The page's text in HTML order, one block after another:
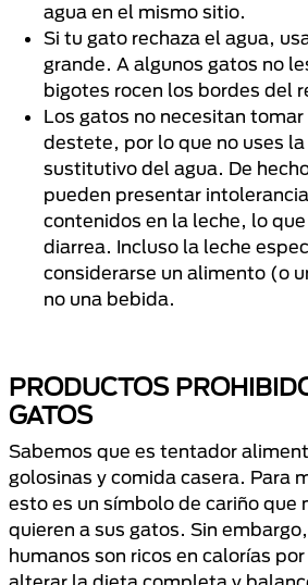
agua en el mismo sitio.
Si tu gato rechaza el agua,
grande. A algunos gatos no
bigotes rocen los bordes del
Los gatos no necesitan
destete, por lo que no uses
sustitutivo del agua. De
pueden presentar
contenidos en la leche, lo
diarrea. Incluso la leche
considerarse un alimento (o
no una bebida.
PRODUCTOS
GATOS
Sabemos que es tentador
golosinas y comida casera. Para
esto es un símbolo de cariño que
quieren a sus gatos. Sin
humanos son ricos en calorías